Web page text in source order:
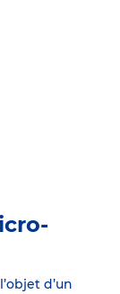
d’un